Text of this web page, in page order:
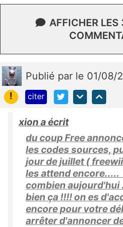
AFFICHER LES
Publié par le 01/08/
!
citer
xion a écrit
du coup Free
les codes sources,
jour de juillet (
les attend encore.....
combien aujourd'hui
bien ça !!!! on es
encore pour votre
arrêter d'annoncer